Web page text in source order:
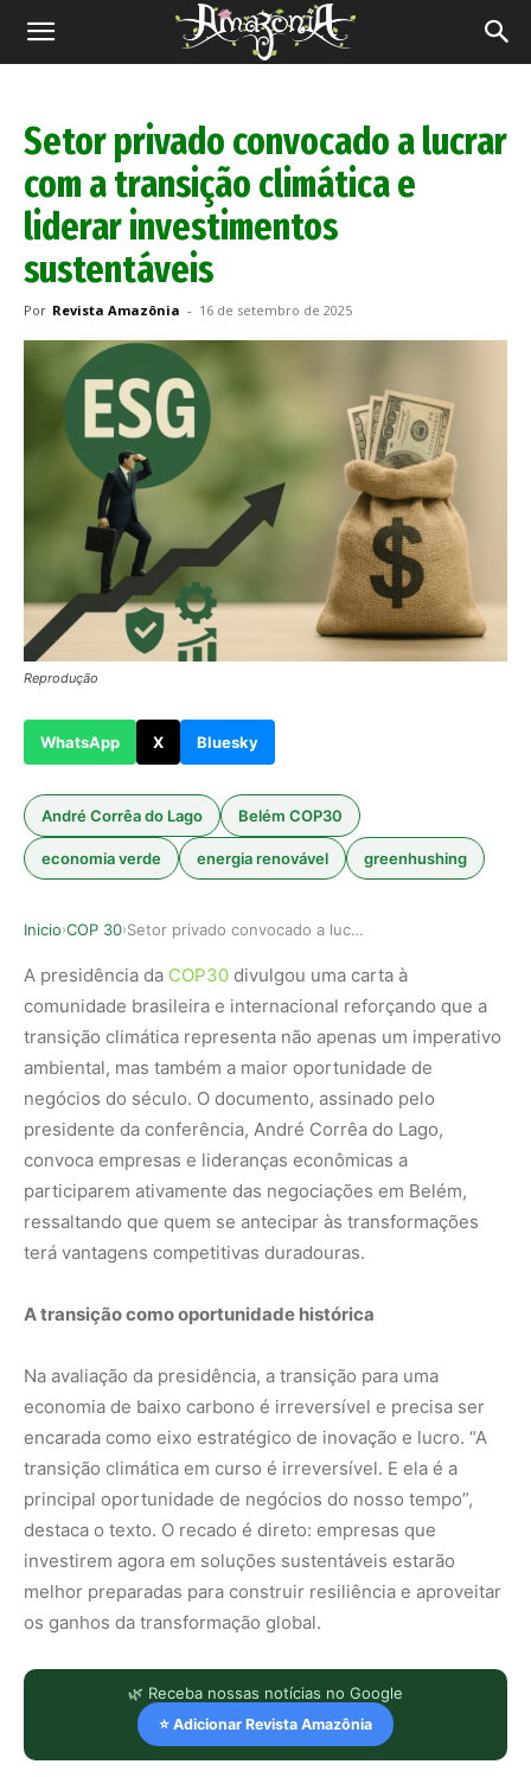
Revista
Setor privado convocado a lucrar
com a transição climática e
liderar investimentos
sustentáveis
Por Revista Amazônia - 16 de setembro de 2025
Reprodução
WhatsApp X Bluesky
André Corrêa do Lago Belém COP30
economia verde energia renovável greenhushing
Inicio›COP 30› Setor privado convocado a lucrar com a transiçã…
A presidência da COP30 divulgou uma carta à
comunidade brasileira e internacional reforçando que a
transição climática representa não apenas um imperativo
ambiental, mas também a maior oportunidade de
negócios do século. O documento, assinado pelo
presidente da conferência, André Corrêa do Lago,
convoca empresas e lideranças econômicas a
participarem ativamente das negociações em Belém,
ressaltando que quem se antecipar às transformações
terá vantagens competitivas duradouras.
A transição como oportunidade histórica
Na avaliação da presidência, a transição para uma
economia de baixo carbono é irreversível e precisa ser
encarada como eixo estratégico de inovação e lucro. “A
transição climática em curso é irreversível. E ela é a
principal oportunidade de negócios do nosso tempo”,
destaca o texto. O recado é direto: empresas que
investirem agora em soluções sustentáveis estarão
melhor preparadas para construir resiliência e aproveitar
os ganhos da transformação global.
🌿 Receba nossas notícias no Google
⭐ Adicionar Revista Amazônia